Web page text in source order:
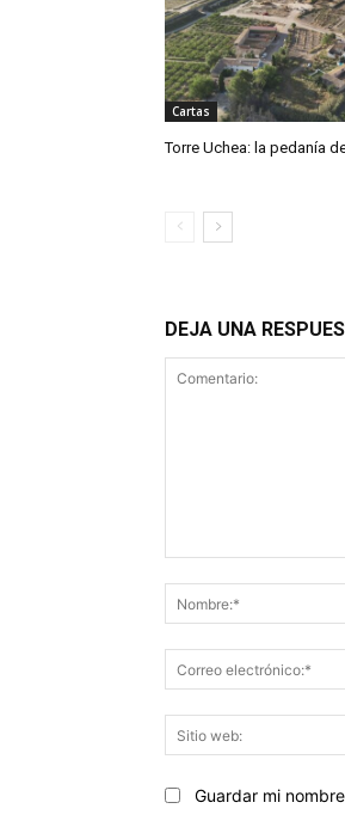
Cartas
Torre Uchea: la pedanía
DEJA UNA
Guardar mi